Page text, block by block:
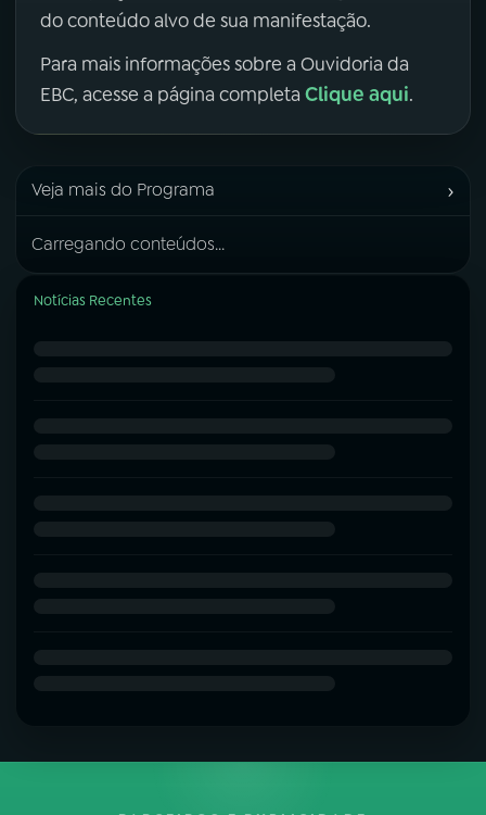
do conteúdo alvo de sua manifestação.
Para mais informações sobre a Ouvidoria da
EBC, acesse a página completa Clique aqui.
Veja mais do Programa ›
Carregando conteúdos...
Notícias Recentes